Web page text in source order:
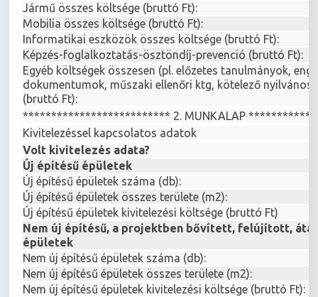
Jármű összes költsége (bruttó Ft):
Mobilia összes költsége (bruttó Ft):
Informatikai eszközök összes költsége (bruttó Ft):
Képzés-foglalkoztatás-ösztöndíj-prevenció (bruttó Ft):
Egyéb költségek összesen (pl. előzetes tanulmányok,
dokumentumok, műszaki ellenőri ktg, kötelező
(bruttó Ft):
************************** 2. MUNKALAP
Kivitelezéssel kapcsolatos adatok
Volt kivitelezés adata?
Új építésű épületek
Új építésű épületek száma (db):
Új építésű épületek összes területe (m2):
Új építésű épületek kivitelezési költsége (bruttó Ft)
Nem új építésű, a projektben bővített, felújított,
épületek
Nem új építésű épületek száma (db):
Nem új építésű épületek összes területe (m2):
Nem új építésű épületek kivitelezési költsége (bruttó Ft):